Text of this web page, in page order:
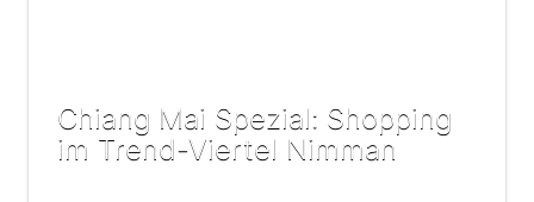
Chiang Mai Spezial: Shopping
im Trend-Viertel Nimman